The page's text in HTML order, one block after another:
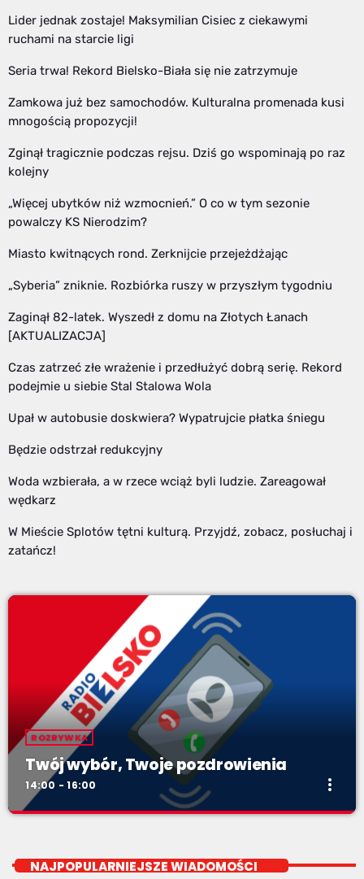
Lider jednak zostaje! Maksymilian Cisiec z ciekawymi
ruchami na starcie ligi
Seria trwa! Rekord Bielsko-Biała się nie zatrzymuje
Zamkowa już bez samochodów. Kulturalna promenada kusi
mnogością propozycji!
Zginął tragicznie podczas rejsu. Dziś go wspominają po raz
kolejny
„Więcej ubytków niż wzmocnień.” O co w tym sezonie
powalczy KS Nierodzim?
Miasto kwitnących rond. Zerknijcie przejeżdżając
„Syberia” zniknie. Rozbiórka ruszy w przyszłym tygodniu
Zaginął 82-latek. Wyszedł z domu na Złotych Łanach
[AKTUALIZACJA]
Czas zatrzeć złe wrażenie i przedłużyć dobrą serię. Rekord
podejmie u siebie Stal Stalowa Wola
Upał w autobusie doskwiera? Wypatrujcie płatka śniegu
Będzie odstrzał redukcyjny
Woda wzbierała, a w rzece wciąż byli ludzie. Zareagował
wędkarz
W Mieście Splotów tętni kulturą. Przyjdź, zobacz, posłuchaj i
zatańcz!
ROZRYWKA
Twój wybór, Twoje pozdrowienia
14:00 - 16:00 more_vert
Niedziele od 14 do 16
NAJPOPULARNIEJSZE WIADOMOŚCI